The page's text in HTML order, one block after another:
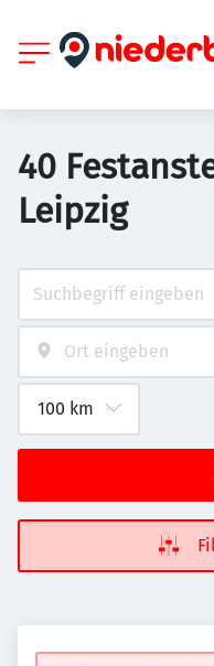
40
Leipzig